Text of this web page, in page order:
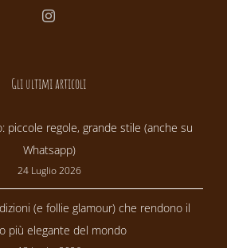
Gli ultimi articoli
piccole regole, grande stile (anche su
Whatsapp)
24 Luglio 2026
(e follie glamour) che rendono il
più elegante del mondo